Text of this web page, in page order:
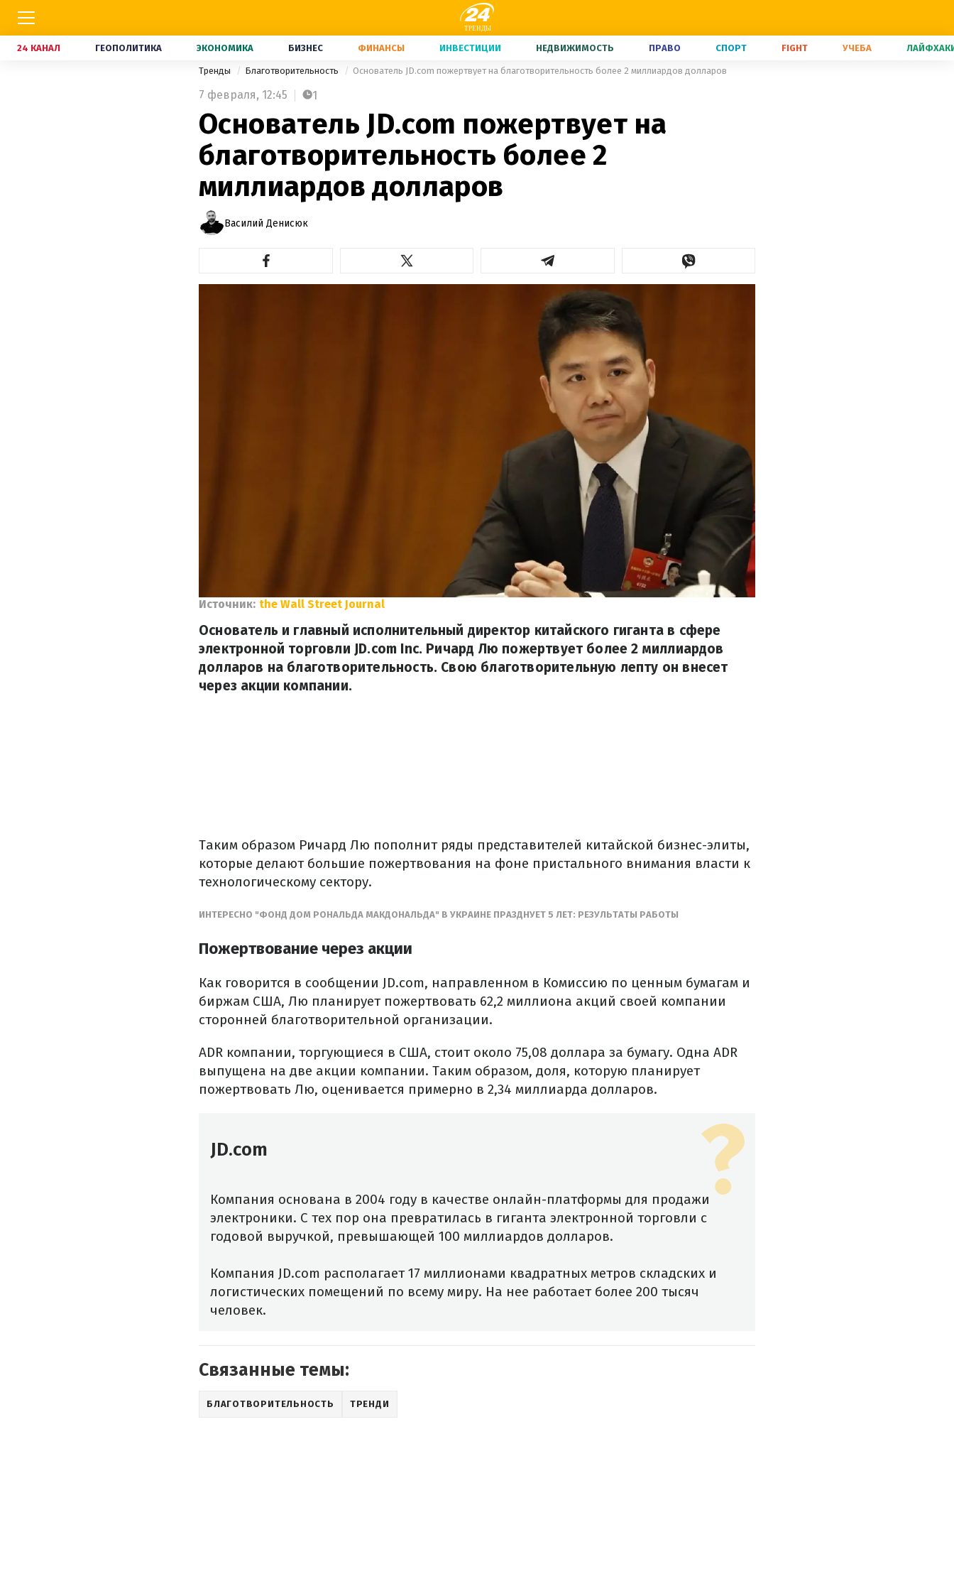
24 КАНАЛ ГЕОПОЛИТИКА ЭКОНОМИКА БИЗНЕС ФИНАНСЫ ИНВЕСТИЦИИ НЕДВИЖИМОСТЬ ПРАВО СПОРТ FIGHT УЧЕБА
Тренды Благотворительность Основатель JD.com пожертвует на благотворительность более 2 миллиардов долларов
7 февраля, 12:45 1
Основатель JD.com пожертвует на
благотворительность более 2
миллиардов долларов
Василий Денисюк
Источник: the Wall Street Journal
Основатель и главный исполнительный директор китайского гиганта в сфере
электронной торговли JD.com Inc. Ричард Лю пожертвует более 2 миллиардов
долларов на благотворительность. Свою благотворительную лепту он внесет
через акции компании.
Таким образом Ричард Лю пополнит ряды представителей китайской бизнес-элиты,
которые делают большие пожертвования на фоне пристального внимания власти к
технологическому сектору.
ИНТЕРЕСНО "ФОНД ДОМ РОНАЛЬДА МАКДОНАЛЬДА" В УКРАИНЕ ПРАЗДНУЕТ 5 ЛЕТ: РЕЗУЛЬТАТЫ РАБОТЫ
Пожертвование через акции
Как говорится в сообщении JD.com, направленном в Комиссию по ценным бумагам и
биржам США, Лю планирует пожертвовать 62,2 миллиона акций своей компании
сторонней благотворительной организации.
ADR компании, торгующиеся в США, стоит около 75,08 доллара за бумагу. Одна ADR
выпущена на две акции компании. Таким образом, доля, которую планирует
пожертвовать Лю, оценивается примерно в 2,34 миллиарда долларов.
JD.com
Компания основана в 2004 году в качестве онлайн-платформы для продажи
электроники. С тех пор она превратилась в гиганта электронной торговли с
годовой выручкой, превышающей 100 миллиардов долларов.
Компания JD.com располагает 17 миллионами квадратных метров складских и
логистических помещений по всему миру. На нее работает более 200 тысяч
человек.
Связанные темы:
БЛАГОТВОРИТЕЛЬНОСТЬ ТРЕНДИ